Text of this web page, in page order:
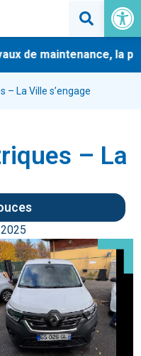
Ouvrir
de maintenance, la
– La Ville s’engage
– La